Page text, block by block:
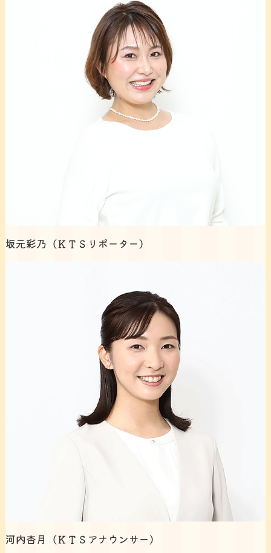
坂元彩乃（ＫＴＳリポーター）
河内杏月（ＫＴＳアナウンサー）